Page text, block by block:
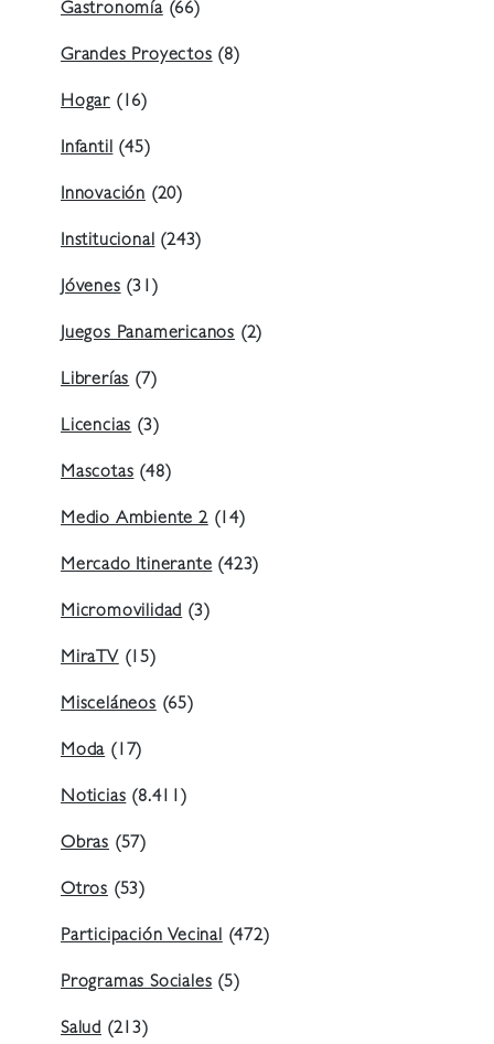
Gastronomía(66)
Grandes Proyectos(8)
Hogar (16)
Infantil(45)
Innovación (20)
Institucional(243)
Jóvenes(31)
Juegos Panamericanos (2)
Librerías(7)
Licencias(3)
Mascotas(48)
Medio Ambiente 2(14)
Mercado Itinerante(423)
Micromovilidad(3)
MiraTV(15)
Misceláneos(65)
Moda(17)
Noticias(8.411)
Obras (57)
Otros (53)
Participación Vecinal(472)
Programas Sociales(5)
Salud (213)